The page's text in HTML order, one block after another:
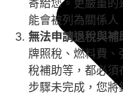
寄給您。更嚴重
能會被列為關係人
無法申請退稅與補
牌照稅、燃料費
稅補助等，都必
步驟未完成，您將